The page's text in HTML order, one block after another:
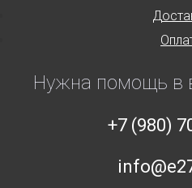
Нужна помощь в
+7 (980)